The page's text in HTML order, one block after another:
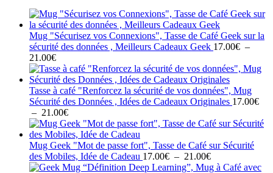
Mug "Sécurisez vos Connexions", Tasse de Café Geek sur la
sécurité des données , Meilleurs Cadeaux Geek 17.00€ –
21.00€Plage
de
prix :
17.00€
à
21.00€
Tasse à café "Renforcez la sécurité de vos données", Mug
Sécurité des Données , Idées de Cadeaux Originales 17.00€
– 21.00€Plage
de
prix :
17.00€
à
21.00€
Mug Geek "Mot de passe fort", Tasse de Café sur Sécurité
des Mobiles, Idée de Cadeau 17.00€ – 21.00€Plage
de